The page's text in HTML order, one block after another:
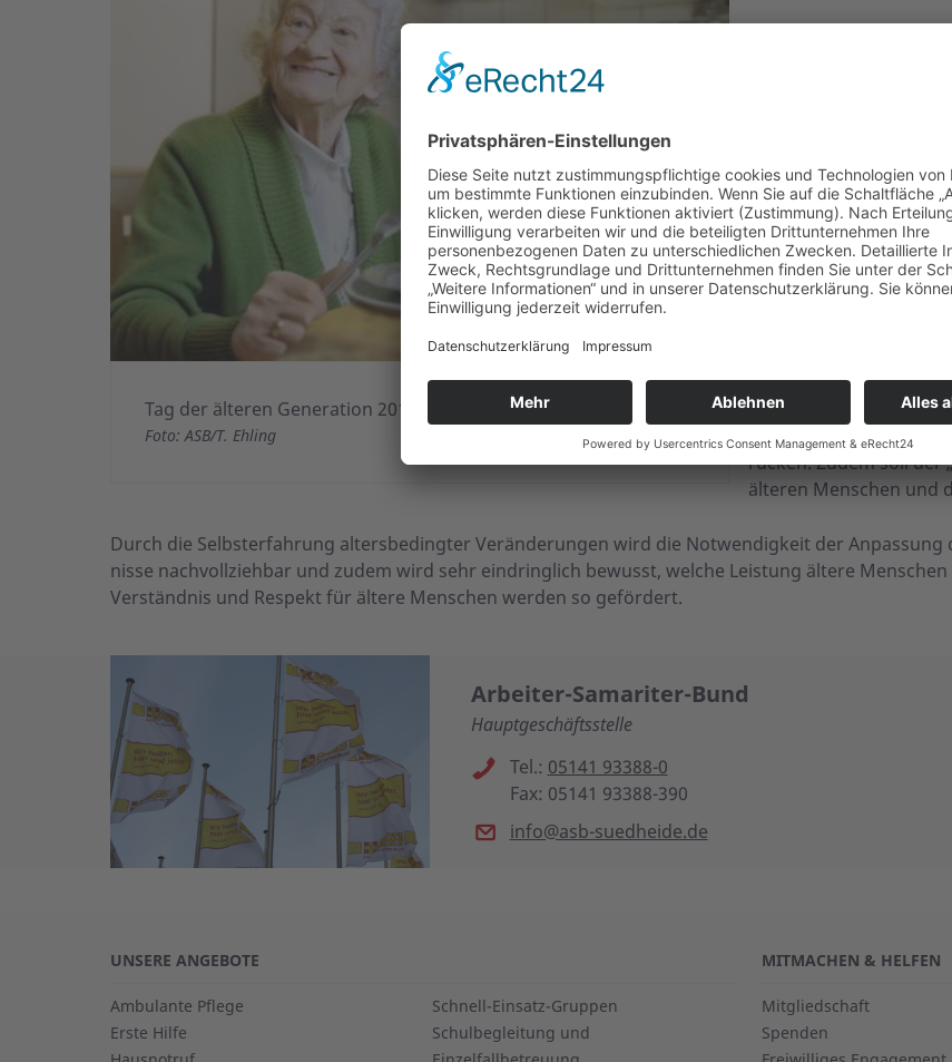
Tag der älteren Generation 2017
Foto: ASB/T. Ehling
Es gibt verschiedene
Menschen zu den
50, 55 oder 60 Jahre
Typisch für die
bevorstehende oder
Rückzug aus dem
Aufgrund der
rechnen, dass ältere
ausscheiden und
Mitarbeitern
Ziel dieses Aktions­tags
demo­gra­fischen
rücken. Zudem soll der
älteren Menschen und
Durch die Selbst­erfahrung alters­bedingter Verände­rungen wird die Notwendig­keit der
nisse nach­voll­zieh­bar und zudem wird sehr eindring­lich bewusst, welche Leistung ältere
Verständnis und Respekt für ältere Menschen werden so gefördert.
Arbeiter-Samariter-Bund
Hauptgeschäftsstelle
Tel.: 05141 93388-0
Fax: 05141 93388-390
info@asb-suedheide.de
UNSERE ANGEBOTE
Ambulante Pflege
Erste Hilfe
Schnell-Einsatz-Gruppen
Schulbegleitung und
MITMACHEN & HELFEN
Mitgliedschaft
Spenden